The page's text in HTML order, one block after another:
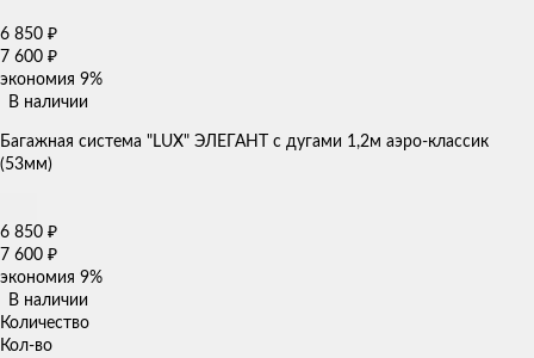
6 850 ₽
7 600 ₽
экономия 9%
В наличии
Багажная система "LUX" ЭЛЕГАНТ с дугами 1,2м аэро-классик
(53мм)
6 850 ₽
7 600 ₽
экономия 9%
В наличии
Количество
Кол-во